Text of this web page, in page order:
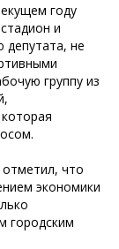
году
и
депутата, не
группу из
что
экономики
городским